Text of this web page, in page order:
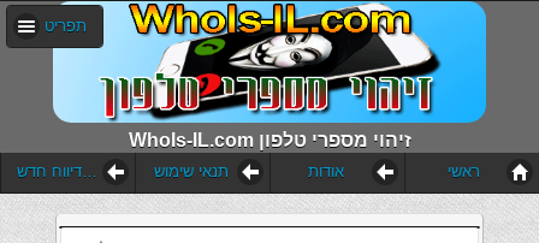
WhoIs-IL.com זיהוי מספרי טלפון
תפריט
הוסף דיווח חדש תנאי שימוש אודות ראשי